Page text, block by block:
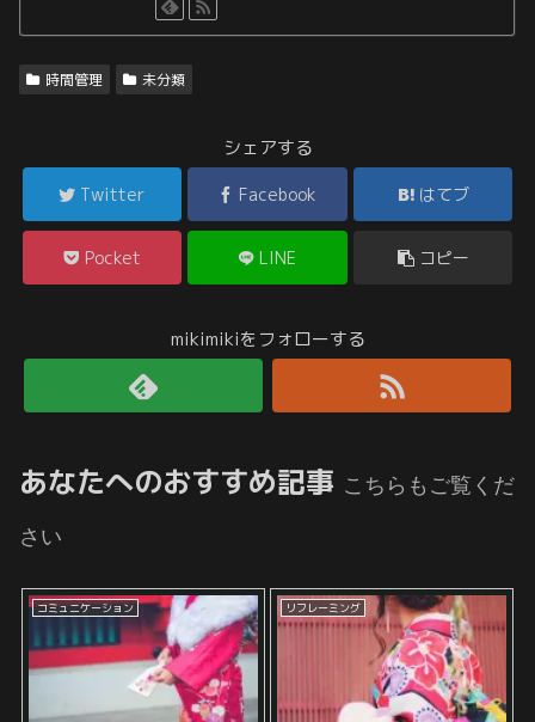
時間管理 未分類
シェアする
Twitter Facebook はてブ
Pocket LINE コピー
mikimikiをフォローする
あなたへのおすすめ記事 こちらもご覧くだ
さい
コミュニケーション リフレーミング